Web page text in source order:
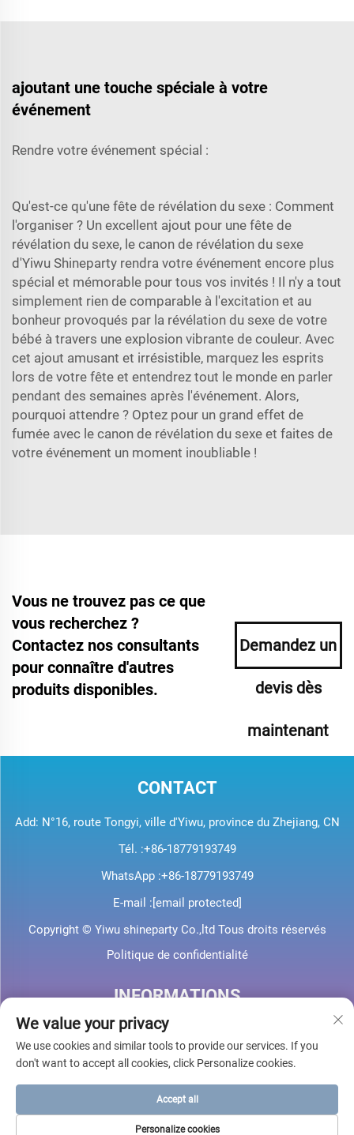
ajoutant une touche spéciale à votre
événement
Rendre votre événement spécial :
Qu'est-ce qu'une fête de révélation du sexe : Comment
l'organiser ? Un excellent ajout pour une fête de
révélation du sexe, le canon de révélation du sexe
d'Yiwu Shineparty rendra votre événement encore plus
spécial et mémorable pour tous vos invités ! Il n'y a tout
simplement rien de comparable à l'excitation et au
bonheur provoqués par la révélation du sexe de votre
bébé à travers une explosion vibrante de couleur. Avec
cet ajout amusant et irrésistible, marquez les esprits
lors de votre fête et entendrez tout le monde en parler
pendant des semaines après l'événement. Alors,
pourquoi attendre ? Optez pour un grand effet de
fumée avec le canon de révélation du sexe et faites de
votre événement un moment inoubliable !
Vous ne trouvez pas ce que
vous recherchez ?
Contactez nos consultants
pour connaître d'autres
produits disponibles.
Demandez un
devis dès
maintenant
CONTACT
Add: N°16, route Tongyi, ville d'Yiwu, province du Zhejiang, CN
Tél. :+86-18779193749
WhatsApp :+86-18779193749
E-mail :[email protected]
Copyright © Yiwu shineparty Co.,ltd Tous droits réservés
Politique de confidentialité
INFORMATIONS
Inscrivez-vous pour recevoir notre newsletter hebdomadaire
Envoyer
We value your privacy
We use cookies and similar tools to provide our services. If you
don't want to accept all cookies, click Personalize cookies.
Personalize cookies
Accept all